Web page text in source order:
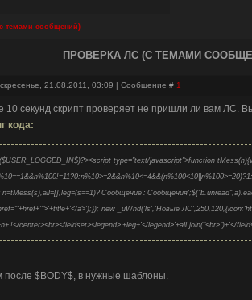
темами сообщений)
ПРОВЕРКА ЛС (С ТЕМАМИ
21.08.2011, 03:09 | Сообщение # 1
10 секунд скрипт проверяет не пришли ли вам ЛС.
кода:
type="text/javascript">function
a>');}); new _uWnd('ls','Новые
center><br><fieldset><legend>'+leg+'</legend>'+all.join("<br>")+'</
после $BODY$, в нужные шаблоны.